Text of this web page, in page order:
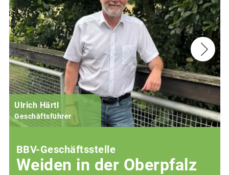
Ulrich Härtl
Geschäftsführer
BBV-Geschäftsstelle
Weiden in der Oberpfalz